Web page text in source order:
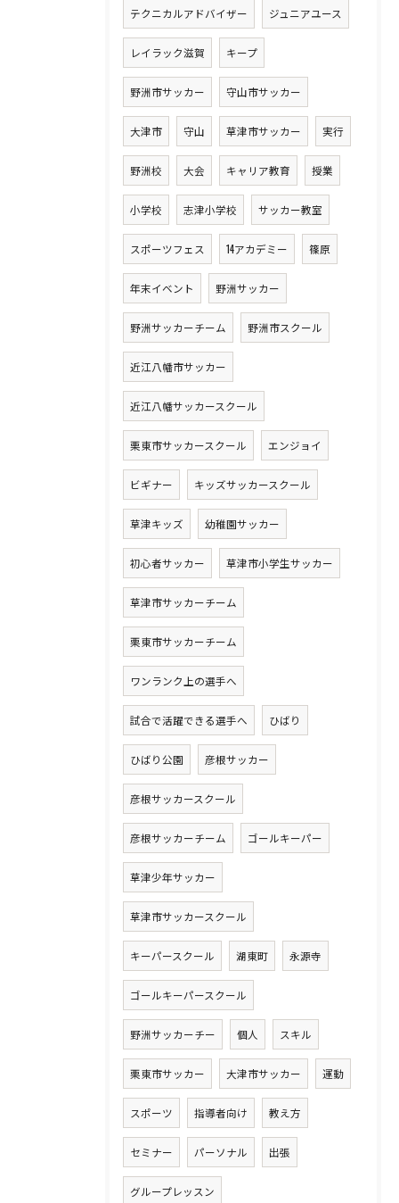
テクニカルアドバイザー ジュニアユース
レイラック滋賀 キープ
野洲市サッカー 守山市サッカー
大津市 守山 草津市サッカー 実行
野洲校 大会 キャリア教育 授業
小学校 志津小学校 サッカー教室
スポーツフェス 14アカデミー 篠原
年末イベント 野洲サッカー
野洲サッカーチーム 野洲市スクール
近江八幡市サッカー
近江八幡サッカースクール
栗東市サッカースクール エンジョイ
ビギナー キッズサッカースクール
草津キッズ 幼稚園サッカー
初心者サッカー 草津市小学生サッカー
草津市サッカーチーム
栗東市サッカーチーム
ワンランク上の選手へ
試合で活躍できる選手へ ひばり
ひばり公園 彦根サッカー
彦根サッカースクール
彦根サッカーチーム ゴールキーパー
草津少年サッカー
草津市サッカースクール
キーパースクール 湖東町 永源寺
ゴールキーパースクール
野洲サッカーチー 個人 スキル
栗東市サッカー 大津市サッカー 運動
スポーツ 指導者向け 教え方
セミナー パーソナル 出張
グループレッスン